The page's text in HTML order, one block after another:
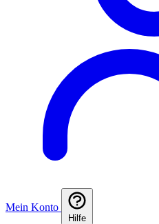
Mein Konto
Hilfe